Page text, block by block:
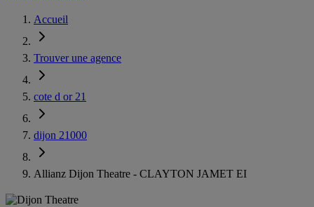
Accueil
Trouver une agence
cote d or 21
dijon 21000
Allianz Dijon Theatre - CLAYTON JAMET EI